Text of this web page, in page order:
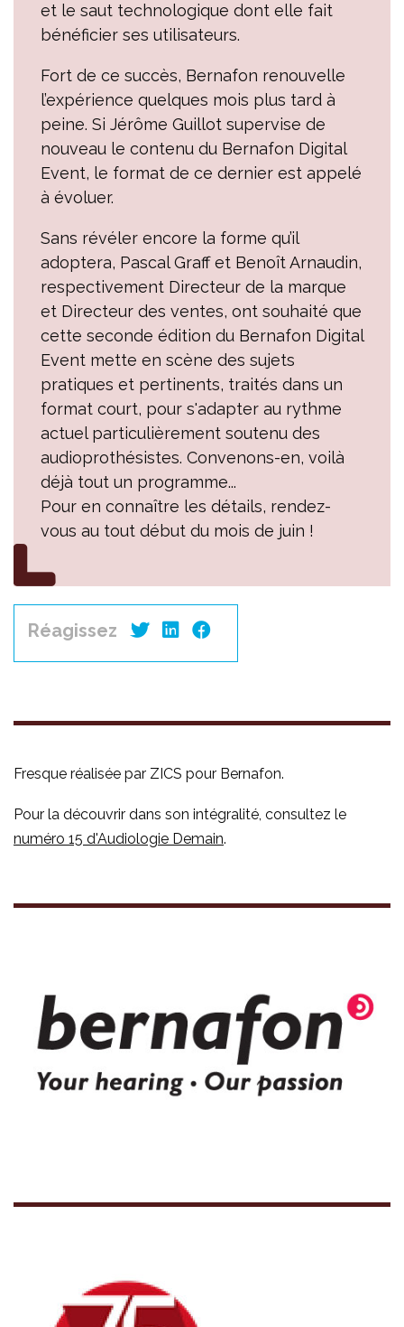
et le saut technologique dont elle fait
bénéficier ses utilisateurs.
Fort de ce succès, Bernafon renouvelle
l’expérience quelques mois plus tard à
peine. Si Jérôme Guillot supervise de
nouveau le contenu du Bernafon Digital
Event, le format de ce dernier est appelé
à évoluer.
Sans révéler encore la forme qu’il
adoptera, Pascal Graff et Benoît Arnaudin,
respectivement Directeur de la marque
et Directeur des ventes, ont souhaité que
cette seconde édition du Bernafon Digital
Event mette en scène des sujets
pratiques et pertinents, traités dans un
format court, pour s'adapter au rythme
actuel particulièrement soutenu des
audioprothésistes. Convenons-en, voilà
déjà tout un programme...
Pour en connaître les détails, rendez-
vous au tout début du mois de juin !
Réagissez
Fresque réalisée par ZICS pour Bernafon.
Pour la découvrir dans son intégralité, consultez le
numéro 15 d'Audiologie Demain.